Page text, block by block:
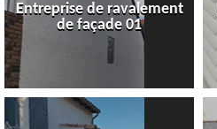
Entreprise de ravalement
de façade 01